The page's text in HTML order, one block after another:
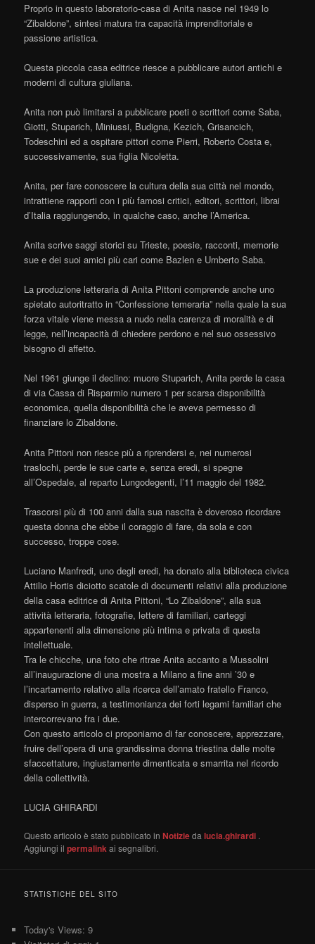
Proprio in questo laboratorio-casa di Anita nasce nel 1949 lo
“Zibaldone”, sintesi matura tra capacità imprenditoriale e
passione artistica.
Questa piccola casa editrice riesce a pubblicare autori antichi e
moderni di cultura giuliana.
Anita non può limitarsi a pubblicare poeti o scrittori come Saba,
Giotti, Stuparich, Miniussi, Budigna, Kezich, Grisancich,
Todeschini ed a ospitare pittori come Pierri, Roberto Costa e,
successivamente, sua figlia Nicoletta.
Anita, per fare conoscere la cultura della sua città nel mondo,
intrattiene rapporti con i più famosi critici, editori, scrittori, librai
d’Italia raggiungendo, in qualche caso, anche l’America.
Anita scrive saggi storici su Trieste, poesie, racconti, memorie
sue e dei suoi amici più cari come Bazlen e Umberto Saba.
La produzione letteraria di Anita Pittoni comprende anche uno
spietato autoritratto in “Confessione temeraria” nella quale la sua
forza vitale viene messa a nudo nella carenza di moralità e di
legge, nell’incapacità di chiedere perdono e nel suo ossessivo
bisogno di affetto.
Nel 1961 giunge il declino: muore Stuparich, Anita perde la casa
di via Cassa di Risparmio numero 1 per scarsa disponibilità
economica, quella disponibilità che le aveva permesso di
finanziare lo Zibaldone.
Anita Pittoni non riesce più a riprendersi e, nei numerosi
traslochi, perde le sue carte e, senza eredi, si spegne
all’Ospedale, al reparto Lungodegenti, l’11 maggio del 1982.
Trascorsi più di 100 anni dalla sua nascita è doveroso ricordare
questa donna che ebbe il coraggio di fare, da sola e con
successo, troppe cose.
Luciano Manfredi, uno degli eredi, ha donato alla biblioteca civica
Attilio Hortis diciotto scatole di documenti relativi alla produzione
della casa editrice di Anita Pittoni, “Lo Zibaldone”, alla sua
attività letteraria, fotografie, lettere di familiari, carteggi
appartenenti alla dimensione più intima e privata di questa
intellettuale.
Tra le chicche, una foto che ritrae Anita accanto a Mussolini
all’inaugurazione di una mostra a Milano a fine anni ’30 e
l’incartamento relativo alla ricerca dell’amato fratello Franco,
disperso in guerra, a testimonianza dei forti legami familiari che
intercorrevano fra i due.
Con questo articolo ci proponiamo di far conoscere, apprezzare,
fruire dell’opera di una grandissima donna triestina dalle molte
sfaccettature, ingiustamente dimenticata e smarrita nel ricordo
della collettività.
LUCIA GHIRARDI
Questo articolo è stato pubblicato inNotiziedalucia.ghirardi .
Aggiungi ilpermalinkai segnalibri.
STATISTICHE DEL SITO
Today's Views:9